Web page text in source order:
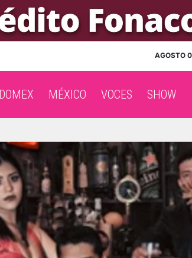
AGOSTO
MÉXICO VOCES SHOW